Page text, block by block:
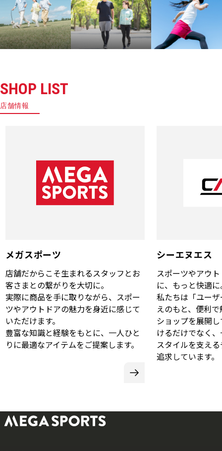
SHOP LIST
店舗情報
メガスポーツ
店舗だからこそ生まれるスタッフとお
客さまとの繋がりを大切に。
実際に商品を手に取りながら、スポー
ツやアウトドアの魅力を身近に感じて
いただけます。
豊富な知識と経験をもとに、一人ひと
りに最適なアイテムをご提案します。
シーエヌエス
スポーツやアウ
に、もっと快適
私たちは「ユー
えのもと、便利
ショップを展開
けるだけでなく
スタイルを支え
追求しています。